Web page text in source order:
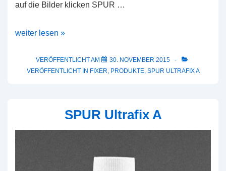
auf die Bilder klicken SPUR …
SPUR
weiter lesen »
VERÖFFENTLICHT AM
30. NOVEMBER 2015
VERÖFFENTLICHT IN FIXER, PRODUKTE, SPUR ULTRAFIX A
SPUR Ultrafix A